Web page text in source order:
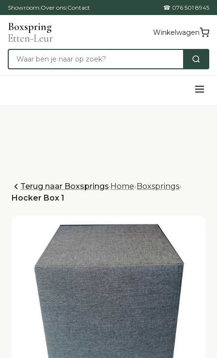
Showroom|Over ons|Contact ☎ 076 501 8945
Boxspring
Etten-Leur
Winkelwagen
Terug naar Boxsprings·Home›Boxsprings›
Hocker Box 1